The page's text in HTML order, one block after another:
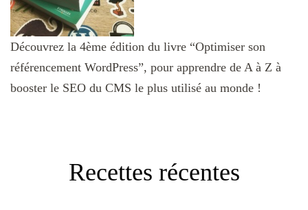
Découvrez la 4ème édition du livre “Optimiser son
référencement WordPress”, pour apprendre de A à Z à
booster le SEO du CMS le plus utilisé au monde !
Recettes récentes